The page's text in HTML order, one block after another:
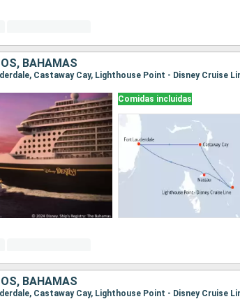
BAHAMAS
Castaway Cay, Lighthouse Point - Disney Cruise
Comidas incluidas
BAHAMAS
Castaway Cay, Lighthouse Point - Disney Cruise